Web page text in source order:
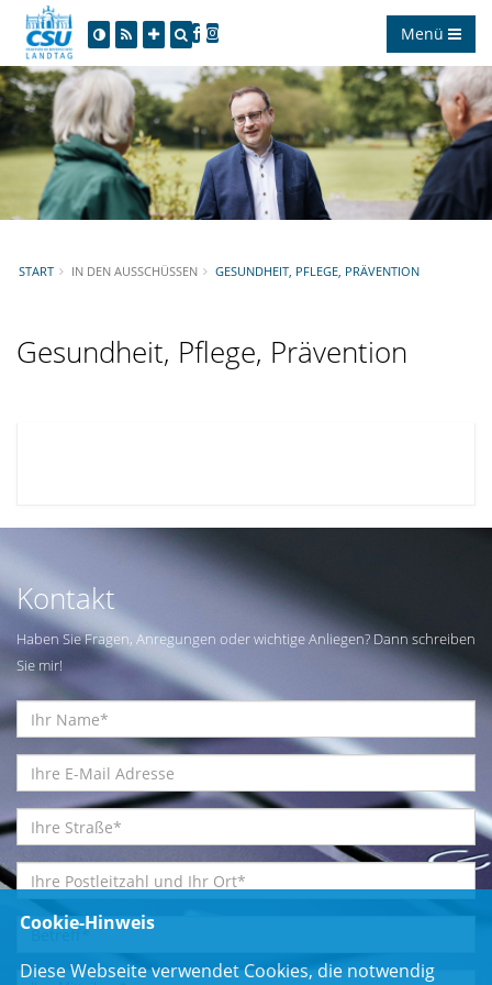
Menü
START IN DEN AUSSCHÜSSEN GESUNDHEIT, PFLEGE, PRÄVENTION
Gesundheit, Pflege, Prävention
Kontakt
Haben Sie Fragen, Anregungen oder wichtige Anliegen? Dann schreiben
Sie mir!
Cookie-Hinweis
Diese Webseite verwendet Cookies, die notwendig